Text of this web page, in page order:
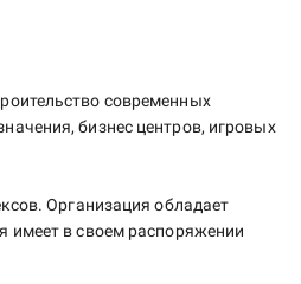
современных
бизнес центров, игровых
Организация обладает
имеет в своем распоряжении